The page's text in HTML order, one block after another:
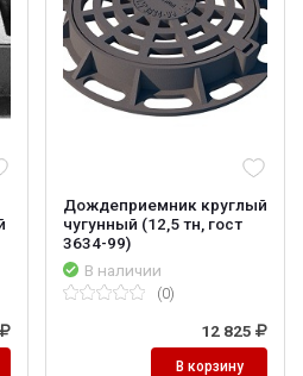
Дождеприемник круглый
чугунный (12,5 тн, гост
3634-99)
В наличии
(0)
12 825
В корзину